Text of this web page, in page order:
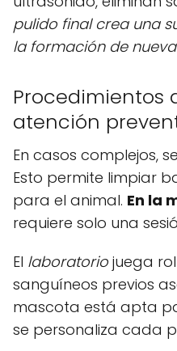
pulido final crea una
la formación de
Procedimientos
atención
En casos complejos,
Esto permite limpiar
para el animal. En la
requiere solo una
El laboratorio juega
sanguíneos previos
mascota está apta
se personaliza cada